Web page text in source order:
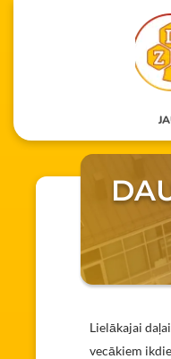
Lielākajai
vecākiem